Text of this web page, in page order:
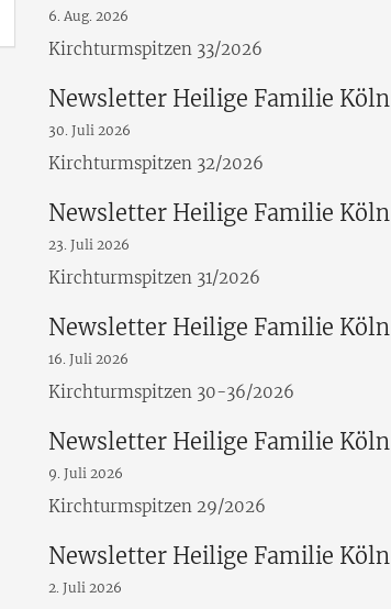
6. Aug. 2026
Kirchturmspitzen 33/2026
Newsletter Heilige Familie Köln
30. Juli 2026
Kirchturmspitzen 32/2026
Newsletter Heilige Familie Köln
23. Juli 2026
Kirchturmspitzen 31/2026
Newsletter Heilige Familie Köln
16. Juli 2026
Kirchturmspitzen 30-36/2026
Newsletter Heilige Familie Köln
9. Juli 2026
Kirchturmspitzen 29/2026
Newsletter Heilige Familie Köln
2. Juli 2026